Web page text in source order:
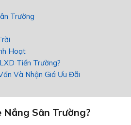
Trường
Hoạt
Tiến Trường?
Và Nhận Giá Ưu Đãi
Nắng Sân Trường?